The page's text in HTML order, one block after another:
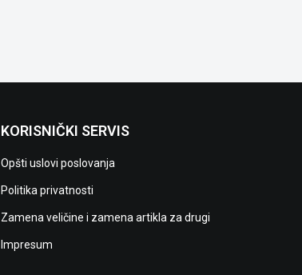
KORISNIČKI SERVIS
Opšti uslovi poslovanja
Politika privatnosti
Zamena veličine i zamena artikla za drugi
Impresum